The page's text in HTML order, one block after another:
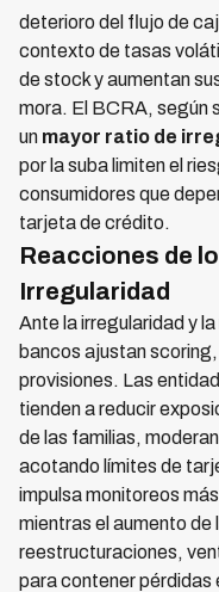
deterioro del flujo de
contexto de tasas
de stock y aumentan
mora. El BCRA, según
un mayor ratio de
por la suba limiten el
consumidores que
tarjeta de crédito.
Reacciones de
Irregularidad
Ante la irregularidad y
bancos ajustan
provisiones. Las
tienden a reducir
de las familias,
acotando límites de
impulsa monitoreos
mientras el aumento de
reestructuraciones,
para contener pérdidas